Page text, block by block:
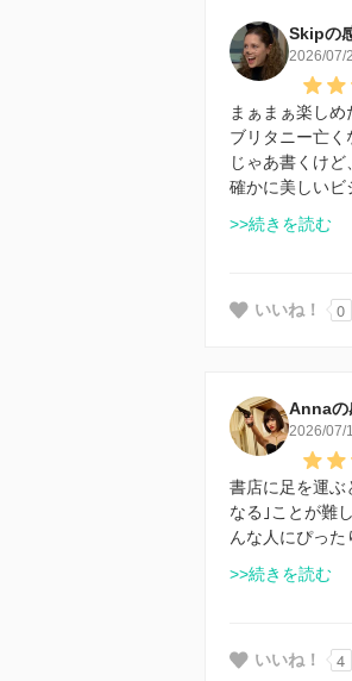
Skipの
2026/07/
まぁまぁ楽しめ
ブリタニー亡く
じゃあ書くけ
確かに美しいビ
>>続きを読む
いいね！ 0
Annaの
2026/07/
書店に足を運ぶ
なる｣ことが難
んな人にぴった
>>続きを読む
いいね！ 4